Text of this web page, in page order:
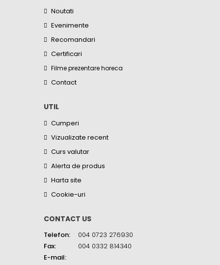
Noutati
Evenimente
Recomandari
Certificari
Filme prezentare horeca
Contact
UTIL
Cumperi
Vizualizate recent
Curs valutar
Alerta de produs
Harta site
Cookie-uri
CONTACT US
Telefon:
004 0723 276930
Fax:
004 0332 814340
E-mail: